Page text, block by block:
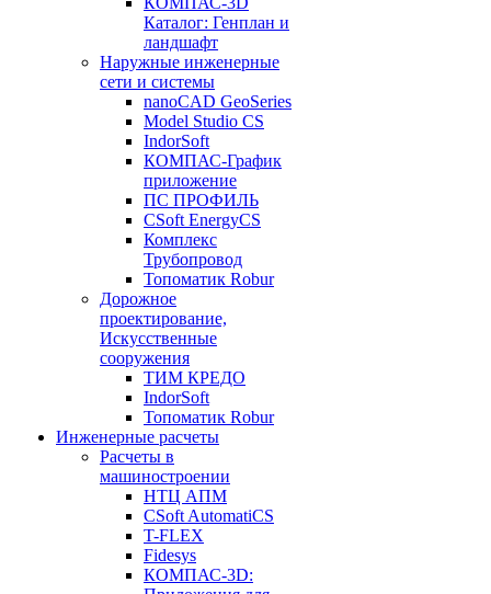
Каталог: Генплан и
ландшафт
Наружные инженерные
сети и системы
nanoCAD GeoSeries
Model Studio CS
IndorSoft
КОМПАС-График
приложение
ПС ПРОФИЛЬ
CSoft EnergyCS
Комплекс
Трубопровод
Топоматик Robur
Дорожное
проектирование,
Искусственные
сооружения
ТИМ КРЕДО
IndorSoft
Топоматик Robur
Инженерные расчеты
Расчеты в
машиностроении
НТЦ АПМ
CSoft AutomatiCS
T-FLEX
Fidesys
КОМПАС-3D: